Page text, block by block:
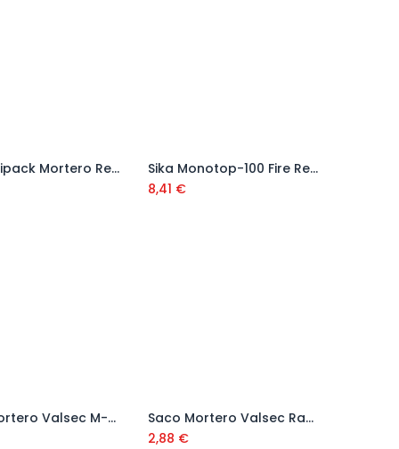
Añadir al carrito Sika Minipack Mortero Reparación gris 5 kg Añadir al carrito
Sika Monotop-100 Fire Resistant (refractario)
8,41 €
Añadir al carrito Saco Mortero Valsec M-7,5 Gris 25 Kg Añadir al carrito
Saco Mortero Valsec Raseo (Enfoscar) HDR Gris 25kg
2,88 €